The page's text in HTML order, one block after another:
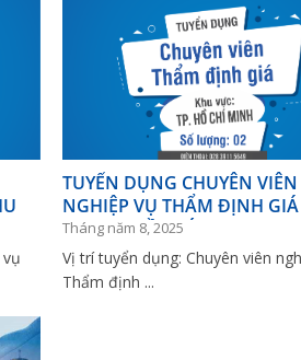
TUYỂN DỤNG CHUYÊN VIÊN
NGHIỆP VỤ THẨM ĐỊNH
VỰC TP. HỒ CHÍ MINH
Tháng năm 8, 2025
Vị trí tuyển dụng: Chuyên viên
Thẩm định ...